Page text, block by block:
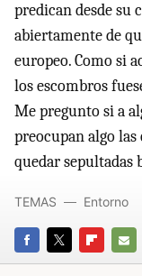
predican desde su
abiertamente de
europeo. Como si
los escombros
Me pregunto si a
preocupan algo
quedar sepultadas
FACEBOOK
TWITTER
E-
TEMAS Entorno